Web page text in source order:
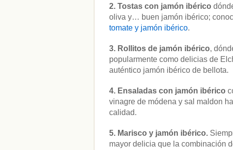
2. Tostas con jamón ibérico
oliva y… buen jamón ibérico;
tomate y jamón ibérico.
3. Rollitos de jamón ibérico,
popularmente como delicias de
auténtico jamón ibérico de bellota.
4. Ensaladas con jamón ibérico
vinagre de módena y sal maldon
calidad.
5. Marisco y jamón ibérico.
mayor delicia que la combinación